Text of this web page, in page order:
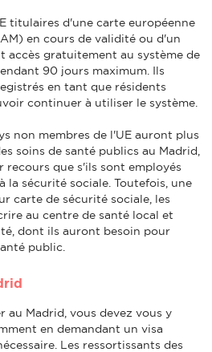
titulaires d'une carte européenne
en cours de validité ou d'un
accès gratuitement au système de
90 jours maximum. Ils
en tant que résidents
continuer à utiliser le système.
non membres de l'UE auront plus
soins de santé publics au Madrid,
recours que s'ils sont employés
la sécurité sociale. Toutefois, une
carte de sécurité sociale, les
au centre de santé local et
dont ils auront besoin pour
public.
au Madrid, vous devez vous y
en demandant un visa
Les ressortissants des